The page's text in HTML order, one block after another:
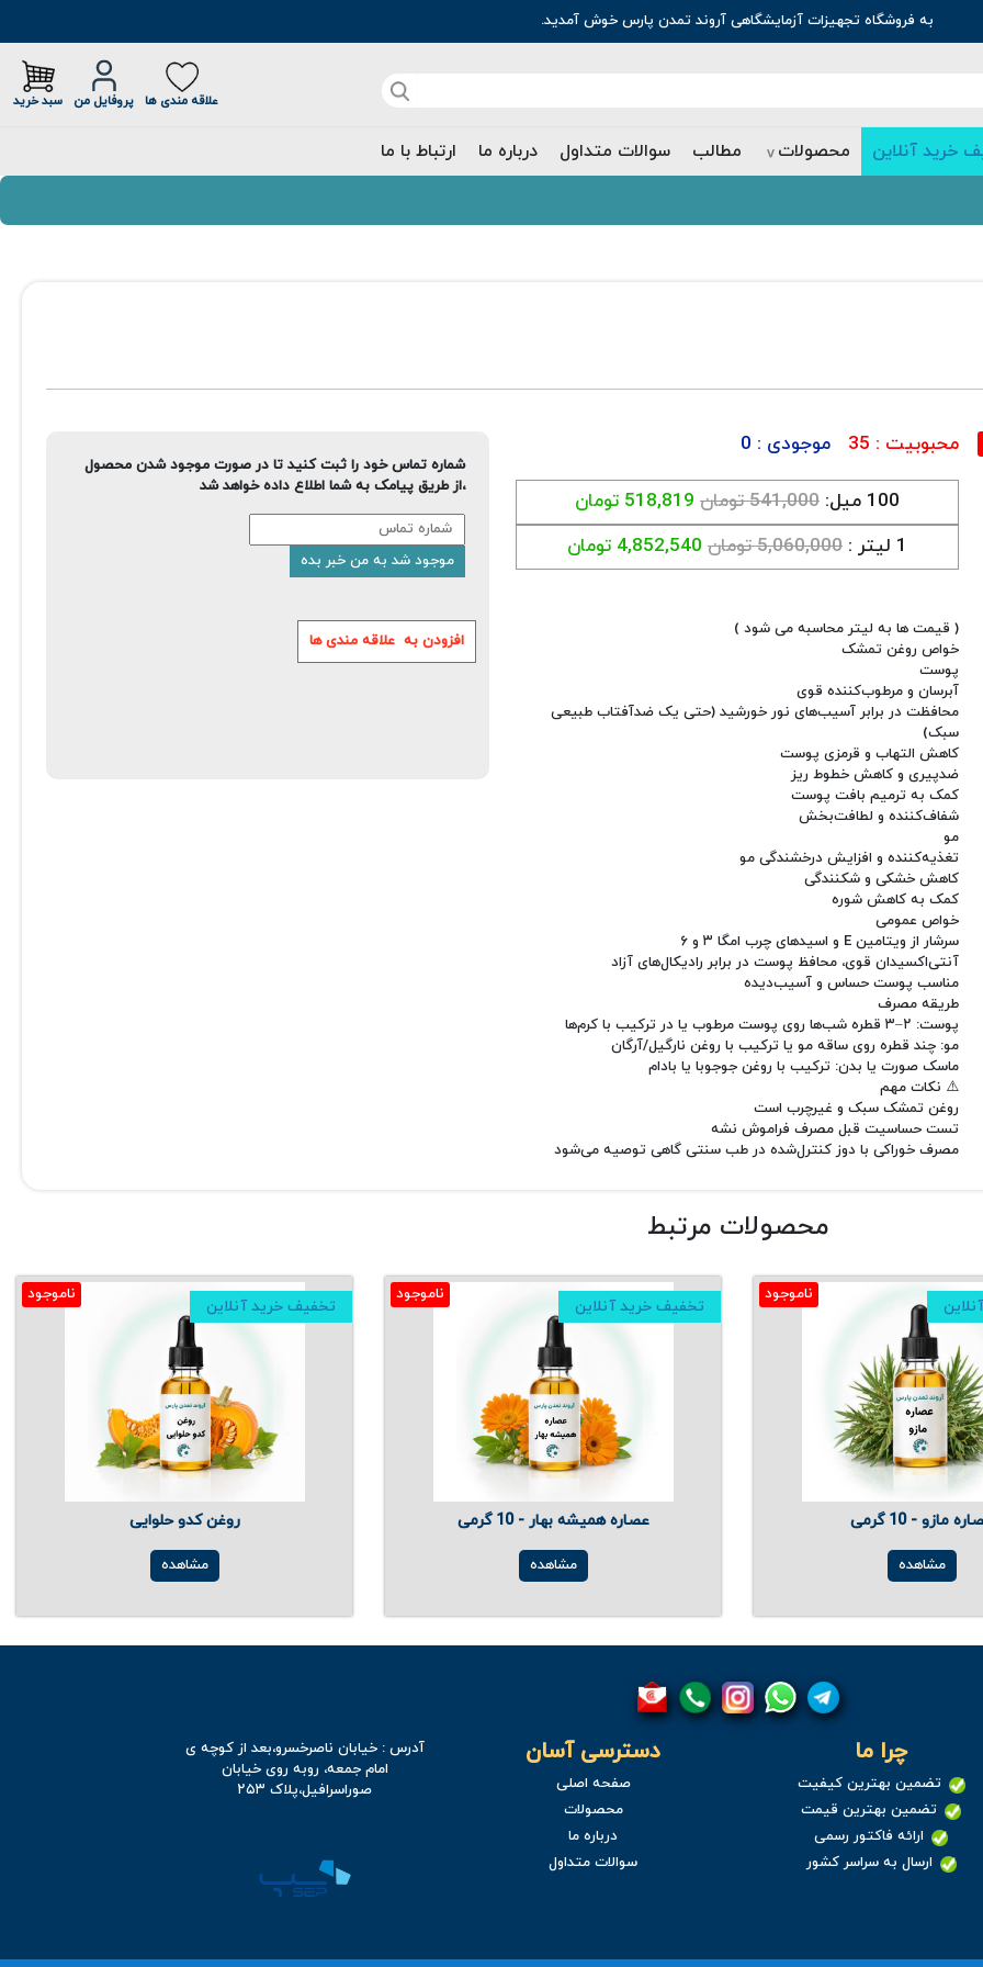
به فروشگاه تجهیزات آزمایشگاهی آروند تمدن پارس خوش آمدید.
علاقه مندی ها پروفایل من سبد خرید
خرید آنلاین محصولات مطالب سوالات متداول درباره ما ارتباط با ما
محبوبیت : 35 موجودی : 0
100 میل: 541,000 تومان
518,819 تومان
1 لیتر :
5,060,000 تومان 4,852,540 تومان
( قیمت ها به لیتر محاسبه می شود )
خواص روغن تمشک
پوست
آبرسان و مرطوب‌کننده قوی
محافظت در برابر آسیب‌های نور خورشید (حتی یک ضدآفتاب طبیعی
سبک)
کاهش التهاب و قرمزی پوست
ضدپیری و کاهش خطوط ریز
کمک به ترمیم بافت پوست
شفاف‌کننده و لطافت‌بخش
مو
تغذیه‌کننده و افزایش درخشندگی مو
کاهش خشکی و شکنندگی
کمک به کاهش شوره
خواص عمومی
سرشار از ویتامین E و اسیدهای چرب امگا ۳ و ۶
آنتی‌اکسیدان قوی، محافظ پوست در برابر رادیکال‌های آزاد
مناسب پوست حساس و آسیب‌دیده
طریقه مصرف
پوست: ۲–۳ قطره شب‌ها روی پوست مرطوب یا در ترکیب با کرم‌ها
مو: چند قطره روی ساقه مو یا ترکیب با روغن نارگیل/آرگان
ماسک صورت یا بدن: ترکیب با روغن جوجوبا یا بادام
⚠️ نکات مهم
روغن تمشک سبک و غیرچرب است
تست حساسیت قبل مصرف فراموش نشه
مصرف خوراکی با دوز کنترل‌شده در طب سنتی گاهی توصیه می‌شود
شماره تماس خود را ثبت کنید تا در صورت موجود شدن محصول
،از طریق پیامک به شما اطلاع داده خواهد شد
محصولات مرتبط
ناموجود
تخفیف خرید آنلاین
روغن کدو حلوایی
مشاهده
ناموجود
تخفیف خرید آنلاین
عصاره همیشه بهار - 10 گرمی
مشاهده
ناموجود
مازو - 10 گرمی
مشاهده
چرا ما
تضمین بهترین کیفیت
تضمین بهترین قیمت
ارائه فاکتور رسمی
ارسال به سراسر کشور
دسترسی آسان
صفحه اصلی
محصولات
درباره ما
سوالات متداول
آدرس : خیابان ناصرخسرو،بعد از کوچه ی
امام جمعه، روبه روی خیابان
صوراسرافیل،پلاک ۲۵۳